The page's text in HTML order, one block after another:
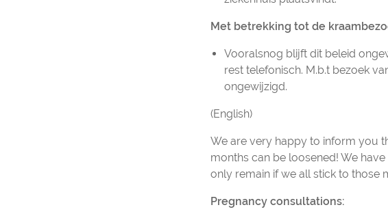
Met betrekking tot de
Vooralsnog blijft dit beleid
rest telefonisch. M.b.t bezoek
ongewijzigd.
(English)
We are very happy to inform you
months can be loosened! We
only remain if we all stick to those
Pregnancy consultations: